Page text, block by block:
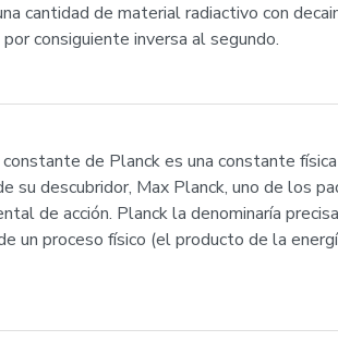
cantidad de material radiactivo con
consiguiente inversa al segundo.
de Planck es una constante
su descubridor, Max Planck, uno de los
de acción. Planck la denominaría
un proceso físico (el producto de la